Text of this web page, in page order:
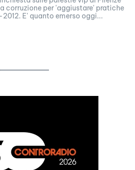
corruzione per 'aggiustare' pratiche
E' quanto emerso oggi...